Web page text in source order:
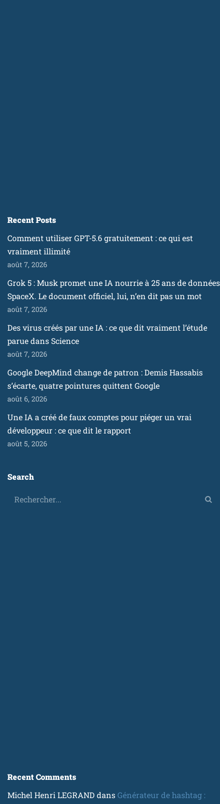
Recent Posts
Comment utiliser GPT-5.6 gratuitement : ce qui est
vraiment illimité
août 7, 2026
Grok 5 : Musk promet une IA nourrie à 25 ans de données
SpaceX. Le document officiel, lui, n’en dit pas un mot
août 7, 2026
Des virus créés par une IA : ce que dit vraiment l’étude
parue dans Science
août 7, 2026
Google DeepMind change de patron : Demis Hassabis
s’écarte, quatre pointures quittent Google
août 6, 2026
Une IA a créé de faux comptes pour piéger un vrai
développeur : ce que dit le rapport
août 5, 2026
Search
Recent Comments
Michel Henri LEGRAND dansGénérateur de hashtag :